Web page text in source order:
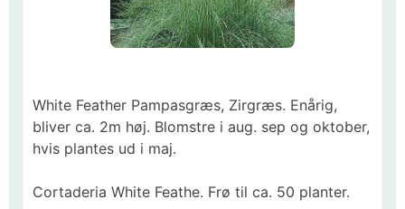
White Feather Pampasgræs, Zirgræs. Enårig,
bliver ca. 2m høj. Blomstre i aug. sep og oktober,
hvis plantes ud i maj.
Cortaderia White Feathe. Frø til ca. 50 planter.